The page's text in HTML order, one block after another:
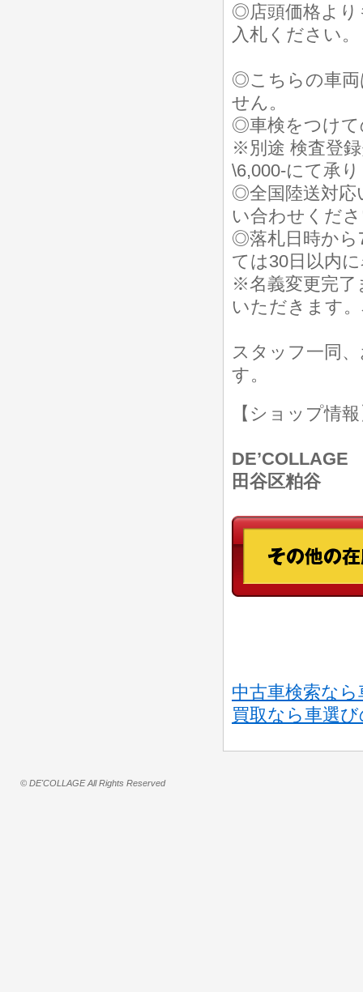
◎店頭価格より
入札ください。
◎こちらの車両
せん。
◎車検をつけて
※別途 検査登録
\6,000-にて承
◎全国陸送対応
い合わせくだ
◎落札日時から
ては30日以内
※名義変更完了
いただきます
スタッフ一同
す。
【ショップ情
田谷区粕谷
中古車検索な
買取なら車選
© DE'COLLAGE All Rights Reserved